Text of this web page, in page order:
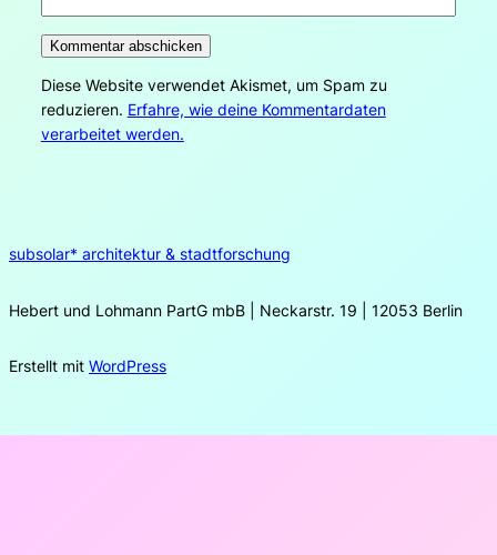
Diese Website verwendet Akismet, um Spam zu
reduzieren. Erfahre, wie deine Kommentardaten
verarbeitet werden.
subsolar* architektur & stadtforschung
Hebert und Lohmann PartG mbB | Neckarstr. 19 | 12053 Berlin
Erstellt mit WordPress